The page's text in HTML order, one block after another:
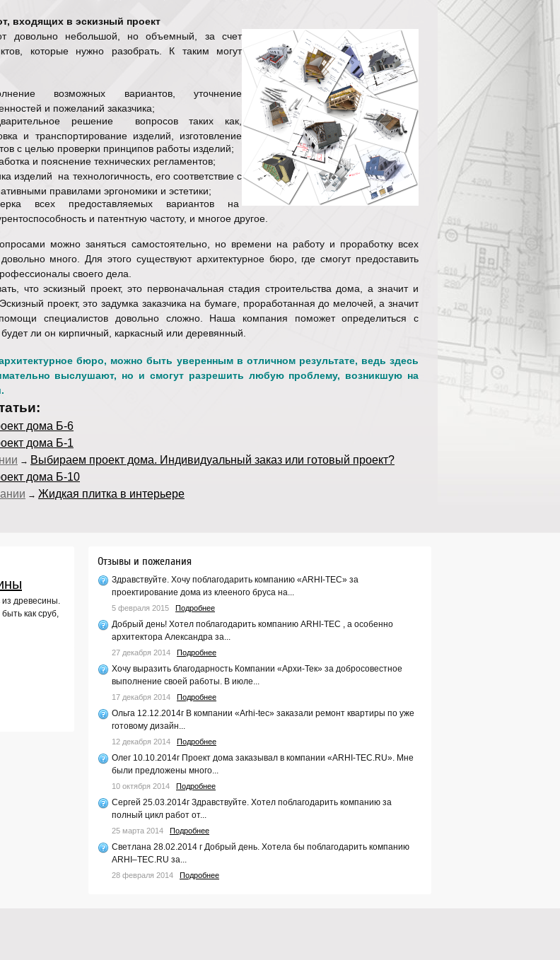
входящих в эскизный проект
довольно небольшой, но объемный, за счет
которые нужно разобрать. К таким могут
возможных вариантов, уточнение
и пожеланий заказчика;
решение вопросов таких как,
и транспортирование изделий, изготовление
с целью проверки принципов работы изделий;
и пояснение технических регламентов;
изделий на технологичность, его соответствие с
правилами эргономики и эстетики;
всех предоставляемых вариантов на
и патентную частоту, и многое другое.
можно заняться самостоятельно, но времени на работу и проработку всех
много. Для этого существуют архитектурное бюро, где смогут предоставить
своего дела.
что эскизный проект, это первоначальная стадия строительства дома, а значит и
проект, это задумка заказчика на бумаге, проработанная до мелочей, а значит
специалистов довольно сложно. Наша компания поможет определиться с
ли он кирпичный, каркасный или деревянный.
бюро, можно быть уверенным в отличном результате, ведь здесь
выслушают, но и смогут разрешить любую проблему, возникшую на
дома Б-6
дома Б-1
→ Выбираем проект дома. Индивидуальный заказ или готовый проект?
дома Б-10
→ Жидкая плитка в интерьере
из древесины.
как сруб,
Отзывы и пожелания
Здравствуйте. Хочу поблагодарить компанию «ARHI-TEC» за
проектирование дома из клееного бруса на...
5 февраля 2015 Подробнее
Добрый день! Хотел поблагодарить компанию ARHI-TEC , а особенно
архитектора Александра за...
27 декабря 2014 Подробнее
Хочу выразить благодарность Компании «Архи-Тек» за добросовестное
выполнение своей работы. В июле...
17 декабря 2014 Подробнее
Ольга 12.12.2014г В компании «Arhi-tec» заказали ремонт квартиры по уже
готовому дизайн...
12 декабря 2014 Подробнее
Олег 10.10.2014г Проект дома заказывал в компании «ARHI-TEC.RU». Мне
были предложены много...
10 октября 2014 Подробнее
Сергей 25.03.2014г Здравствуйте. Хотел поблагодарить компанию за
полный цикл работ от...
25 марта 2014 Подробнее
Светлана 28.02.2014 г Добрый день. Хотела бы поблагодарить компанию
ARHI–TEC.RU за...
28 февраля 2014 Подробнее